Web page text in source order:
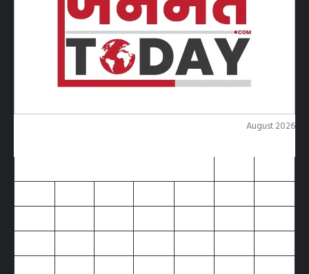
August 2026